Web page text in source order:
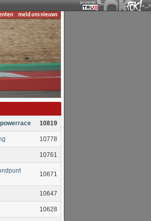
meld ons nieuws
10819
10778
10761
10671
10647
10628